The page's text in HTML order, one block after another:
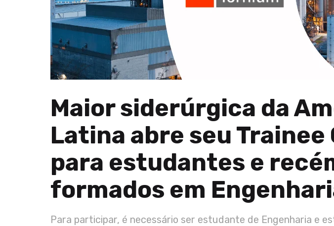
Maior siderúrgica da
Latina abre seu Trainee
para estudantes e
formados em
Para participar, é necessário ser estudante de Engenharia e